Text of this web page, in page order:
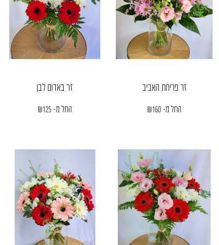
זר פריחת האביב
החל מ- ₪160
זר באדום לבן
החל מ- ₪125